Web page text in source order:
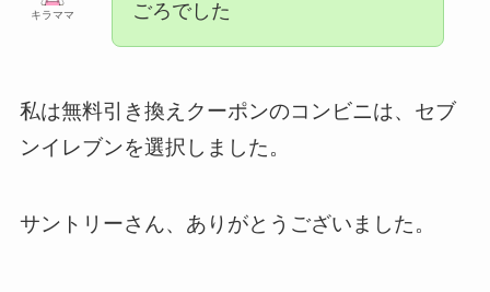
キラママ ごろでした
私は無料引き換えクーポンのコンビニは、セブ
ンイレブンを選択しました。
サントリーさん、ありがとうございました。